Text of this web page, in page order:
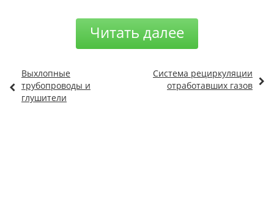
Читать далее
Выхлопные
трубопроводы и
глушители
Система рециркуляции
отработавших газов